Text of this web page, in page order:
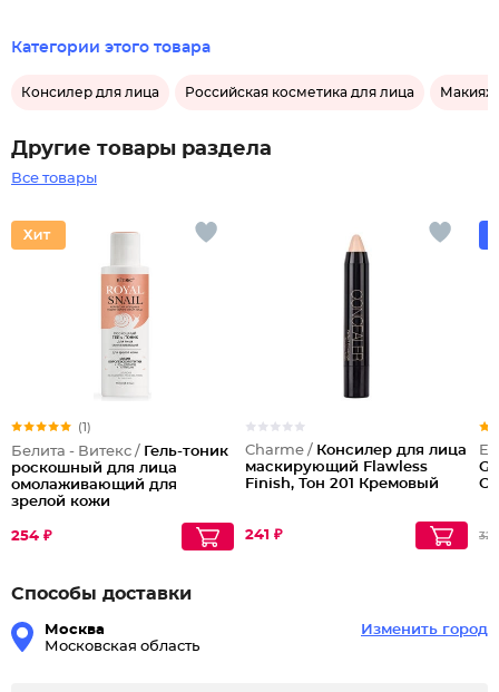
Категории этого товара
Консилер для лица Российская косметика для лица Макияж
Другие товары раздела
Все товары
(1)
Белита - Витекс / Гель-тоник
роскошный для лица
омолаживающий для
зрелой кожи
254 ₽
Charme / Консилер для лица
маскирующий Flawless
Finish, Тон 201 Кремовый
241 ₽ 326
Способы доставки
Москва
Московская область
Изменить город